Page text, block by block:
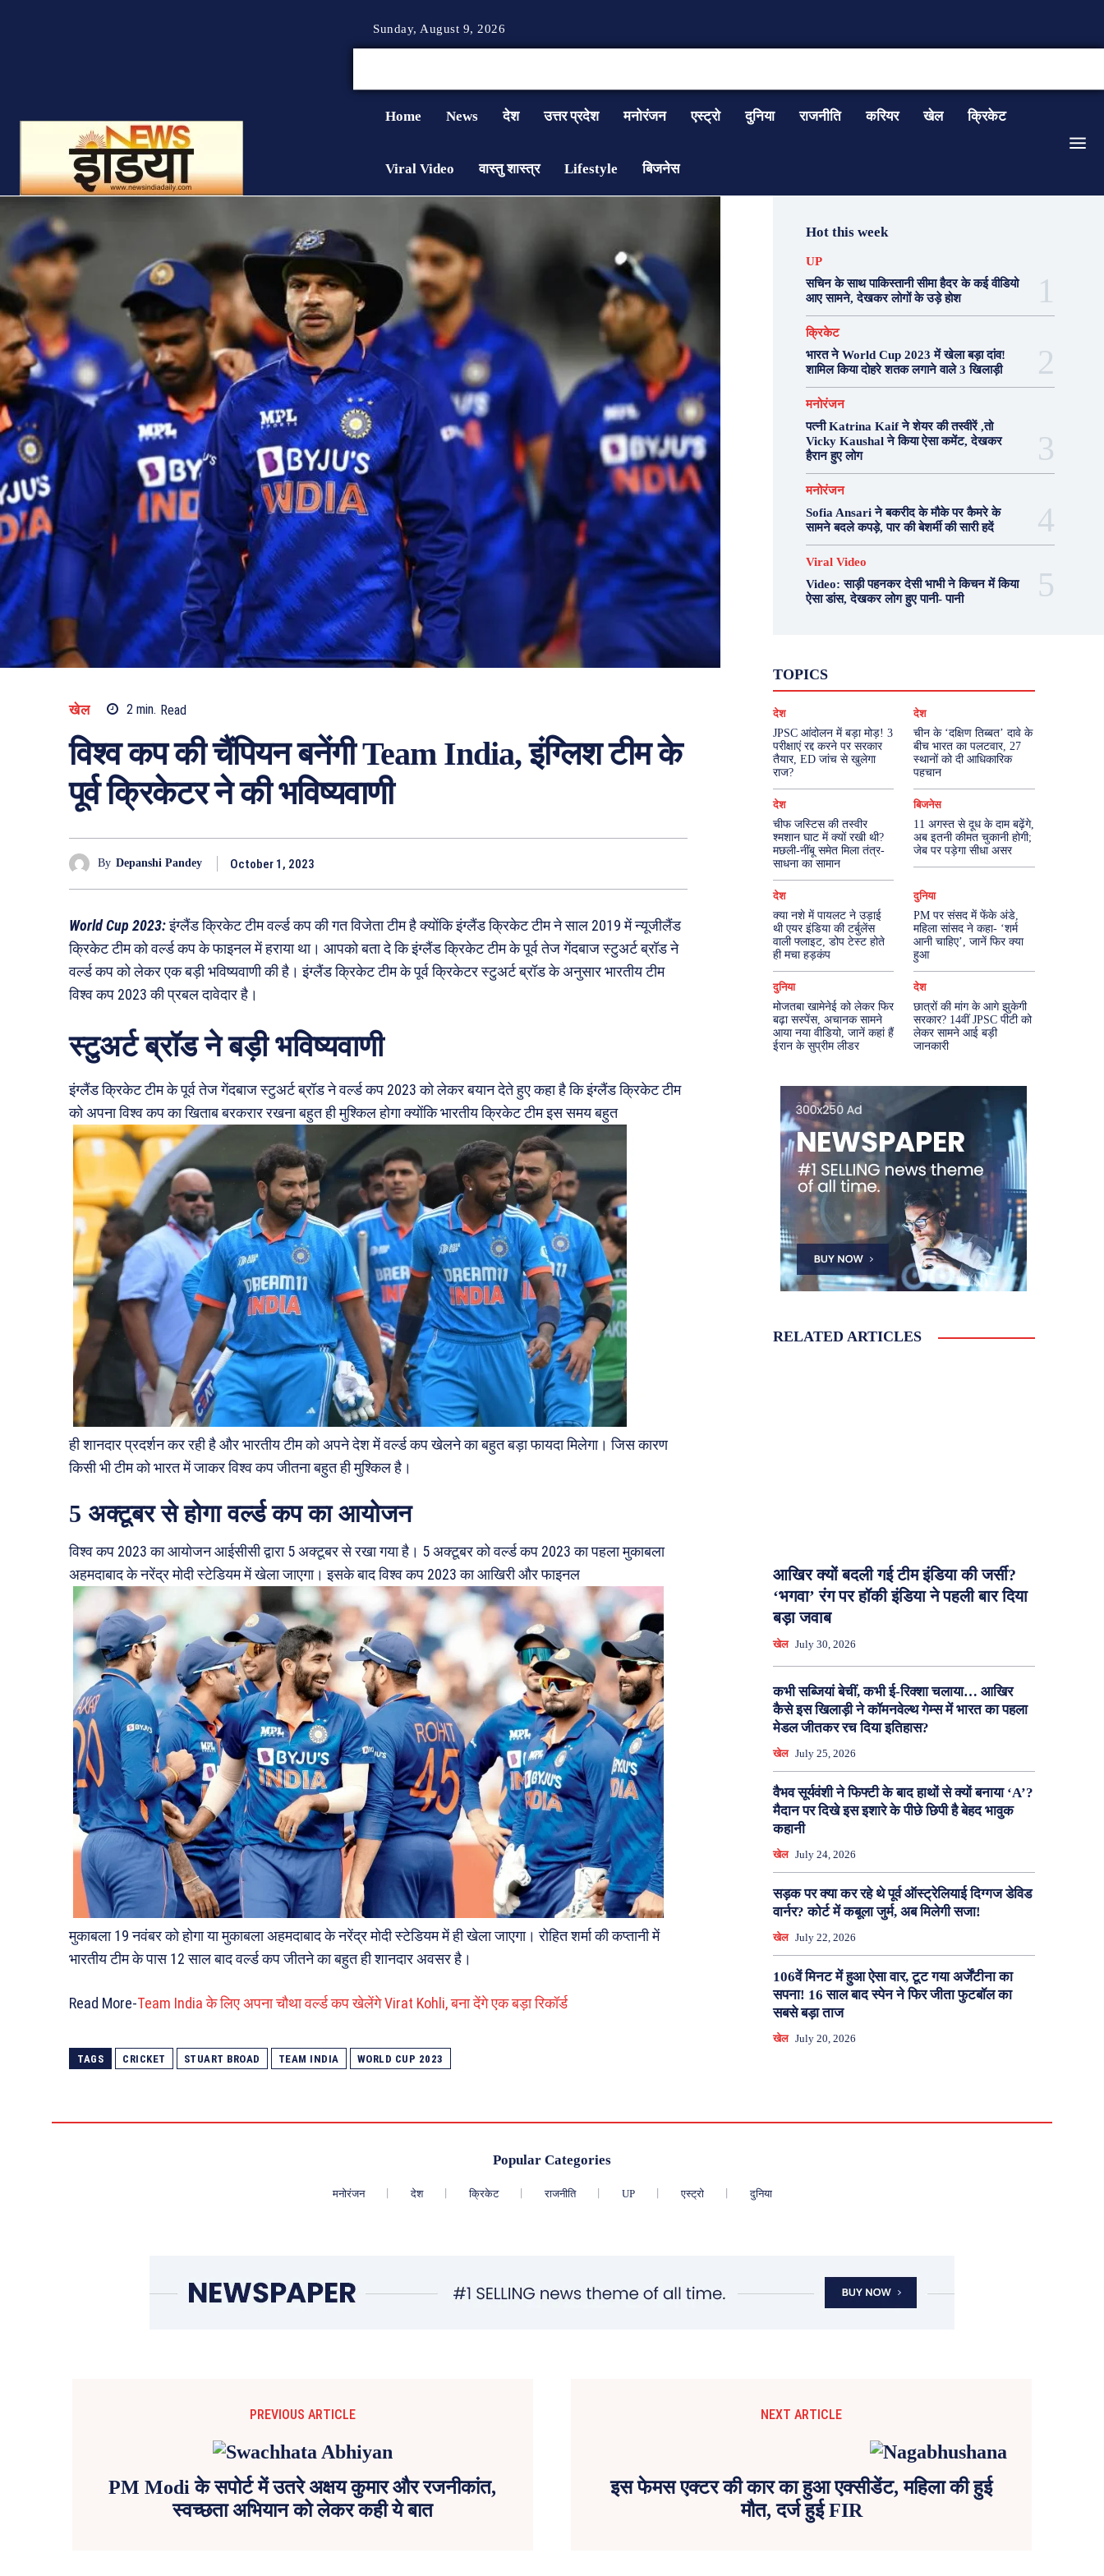
Sunday, August 9, 2026
Home News देश उत्तर प्रदेश मनोरंजन एस्ट्रो दुनिया राजनीति करियर खेल क्रिकेट
Viral Video वास्तु शास्त्र Lifestyle बिजनेस
खेल 2 min. Read
विश्व कप की चैंपियन बनेंगी Team India, इंग्लिश टीम के
पूर्व क्रिकेटर ने की भविष्यवाणी
By Depanshi Pandey October 1, 2023
World Cup 2023:इंग्लैंड क्रिकेट टीम वर्ल्ड कप की गत विजेता टीम है क्योंकि इंग्लैंड क्रिकेट टीम ने साल 2019 में न्यूजीलैंड
क्रिकेट टीम को वर्ल्ड कप के फाइनल में हराया था। आपको बता दे कि इंग्लैंड क्रिकेट टीम के पूर्व तेज गेंदबाज स्टुअर्ट ब्रॉड ने
वर्ल्ड कप को लेकर एक बड़ी भविष्यवाणी की है। इंग्लैंड क्रिकेट टीम के पूर्व क्रिकेटर स्टुअर्ट ब्रॉड के अनुसार भारतीय टीम
विश्व कप 2023 की प्रबल दावेदार है।
स्टुअर्ट ब्रॉड ने बड़ी भविष्यवाणी
इंग्लैंड क्रिकेट टीम के पूर्व तेज गेंदबाज स्टुअर्ट ब्रॉड ने वर्ल्ड कप 2023 को लेकर बयान देते हुए कहा है कि इंग्लैंड क्रिकेट टीम
को अपना विश्व कप का खिताब बरकरार रखना बहुत ही मुश्किल होगा क्योंकि भारतीय क्रिकेट टीम इस समय बहुत
ही शानदार प्रदर्शन कर रही है और भारतीय टीम को अपने देश में वर्ल्ड कप खेलने का बहुत बड़ा फायदा मिलेगा। जिस कारण
किसी भी टीम को भारत में जाकर विश्व कप जीतना बहुत ही मुश्किल है।
5 अक्टूबर से होगा वर्ल्ड कप का आयोजन
विश्व कप 2023 का आयोजन आईसीसी द्वारा 5 अक्टूबर से रखा गया है। 5 अक्टूबर को वर्ल्ड कप 2023 का पहला मुकाबला
अहमदाबाद के नरेंद्र मोदी स्टेडियम में खेला जाएगा। इसके बाद विश्व कप 2023 का आखिरी और फाइनल
मुकाबला 19 नवंबर को होगा या मुकाबला अहमदाबाद के नरेंद्र मोदी स्टेडियम में ही खेला जाएगा। रोहित शर्मा की कप्तानी में
भारतीय टीम के पास 12 साल बाद वर्ल्ड कप जीतने का बहुत ही शानदार अवसर है।
Read More-Team India के लिए अपना चौथा वर्ल्ड कप खेलेंगे Virat Kohli, बना देंगे एक बड़ा रिकॉर्ड
TAGS CRICKET STUART BROAD TEAM INDIA WORLD CUP 2023
Hot this week
UP
सचिन के साथ पाकिस्तानी सीमा हैदर के कई वीडियो
आए सामने, देखकर लोगों के उड़े होश
क्रिकेट
भारत ने World Cup 2023 में खेला बड़ा दांव!
शामिल किया दोहरे शतक लगाने वाले 3 खिलाड़ी
मनोरंजन
पत्नी Katrina Kaif ने शेयर की तस्वीरें ,तो
Vicky Kaushal ने किया ऐसा कमेंट, देखकर
हैरान हुए लोग
मनोरंजन
Sofia Ansari ने बकरीद के मौके पर कैमरे के
सामने बदले कपड़े, पार की बेशर्मी की सारी हदें
Viral Video
Video: साड़ी पहनकर देसी भाभी ने किचन में किया
ऐसा डांस, देखकर लोग हुए पानी- पानी
TOPICS
दुनिया
मनोरंजन
राजनीति वास्तु शास्त्र
More
देश
JPSC आंदोलन में बड़ा मोड़! 3
परीक्षाएं रद्द करने पर सरकार
तैयार, ED जांच से खुलेगा
राज?
देश
चीन के ‘दक्षिण तिब्बत’ दावे के
बीच भारत का पलटवार, 27
स्थानों को दी आधिकारिक
पहचान
देश
चीफ जस्टिस की तस्वीर
श्मशान घाट में क्यों रखी थी?
मछली-नींबू समेत मिला तंत्र-
साधना का सामान
बिजनेस
11 अगस्त से दूध के दाम बढ़ेंगे,
अब इतनी कीमत चुकानी होगी;
जेब पर पड़ेगा सीधा असर
देश
क्या नशे में पायलट ने उड़ाई
थी एयर इंडिया की टर्बुलेंस
वाली फ्लाइट, डोप टेस्ट होते
ही मचा हड़कंप
दुनिया
PM पर संसद में फेंके अंडे,
महिला सांसद ने कहा- ‘शर्म
आनी चाहिए’, जानें फिर क्या
हुआ
दुनिया
मोजतबा खामेनेई को लेकर फिर
बढ़ा सस्पेंस, अचानक सामने
आया नया वीडियो, जानें कहां हैं
ईरान के सुप्रीम लीडर
देश
छात्रों की मांग के आगे झुकेगी
सरकार? 14वीं JPSC पीटी को
लेकर सामने आई बड़ी
जानकारी
RELATED ARTICLES
आखिर क्यों बदली गई टीम इंडिया की जर्सी?
‘भगवा’ रंग पर हॉकी इंडिया ने पहली बार दिया
बड़ा जवाब
खेल July 30, 2026
कभी सब्जियां बेचीं, कभी ई-रिक्शा चलाया… आखिर
कैसे इस खिलाड़ी ने कॉमनवेल्थ गेम्स में भारत का पहला
मेडल जीतकर रच दिया इतिहास?
खेल July 25, 2026
वैभव सूर्यवंशी ने फिफ्टी के बाद हाथों से क्यों बनाया ‘A’?
मैदान पर दिखे इस इशारे के पीछे छिपी है बेहद भावुक
कहानी
खेल July 24, 2026
सड़क पर क्या कर रहे थे पूर्व ऑस्ट्रेलियाई दिग्गज डेविड
वार्नर? कोर्ट में कबूला जुर्म, अब मिलेगी सजा!
खेल July 22, 2026
106वें मिनट में हुआ ऐसा वार, टूट गया अर्जेंटीना का
सपना! 16 साल बाद स्पेन ने फिर जीता फुटबॉल का
सबसे बड़ा ताज
खेल July 20, 2026
Popular Categories
मनोरंजन देश क्रिकेट राजनीति UP एस्ट्रो दुनिया
PREVIOUS ARTICLE
PM Modi के सपोर्ट में उतरे अक्षय कुमार और रजनीकांत,
स्वच्छता अभियान को लेकर कही ये बात
NEXT ARTICLE
इस फेमस एक्टर की कार का हुआ एक्सीडेंट, महिला की हुई
मौत, दर्ज हुई FIR